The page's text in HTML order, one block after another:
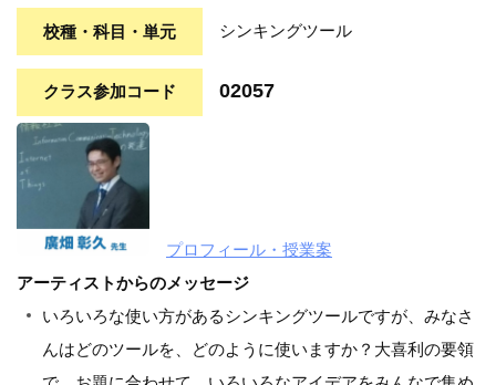
校種・科目・単元 シンキングツール
クラス参加コード 02057
プロフィール・授業案
アーティストからのメッセージ
いろいろな使い方があるシンキングツールですが、みなさ
んはどのツールを、どのように使いますか？大喜利の要領